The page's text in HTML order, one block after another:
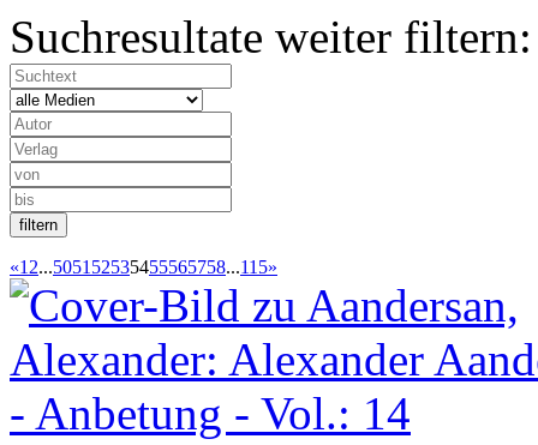
Suchresultate weiter filtern:
«1 2...5051 52535455565758...115»